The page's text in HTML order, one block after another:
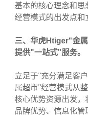
基本的核心理念和
经营模式的出发点和
三、华虎Htiger"金
提供"一站式"服务。
立足于"充分满足客
属超市"经营模式从
核心优势资源出发，
品牌优势、信息化